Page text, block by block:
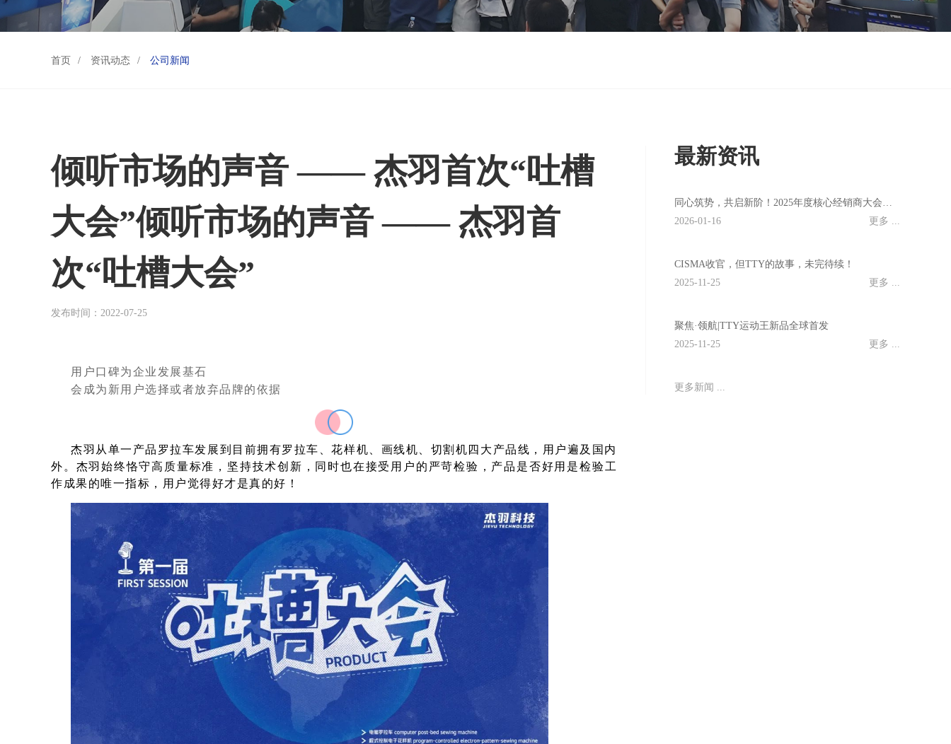
首页 / 资讯动态 / 公司新闻
倾听市场的声音 —— 杰羽首次“吐槽
大会”倾听市场的声音 —— 杰羽首
次“吐槽大会”
发布时间：2022-07-25
用户口碑为企业发展基石
会成为新用户选择或者放弃品牌的依据
杰羽从单一产品罗拉车发展到目前拥有罗拉车、花样机、画线机、切割机四大产品线，用户遍及国内
外。杰羽始终恪守高质量标准，坚持技术创新，同时也在接受用户的严苛检验，产品是否好用是检验工
作成果的唯一指标，用户觉得好才是真的好！
最新资讯
同心筑势，共启新阶！2025年度核心经销商大会圆满...
2026-01-16
更多 ...
CISMA收官，但TTY的故事，未完待续！
2025-11-25
更多 ...
聚焦·领航|TTY运动王新品全球首发
2025-11-25
更多 ...
更多新闻 ...